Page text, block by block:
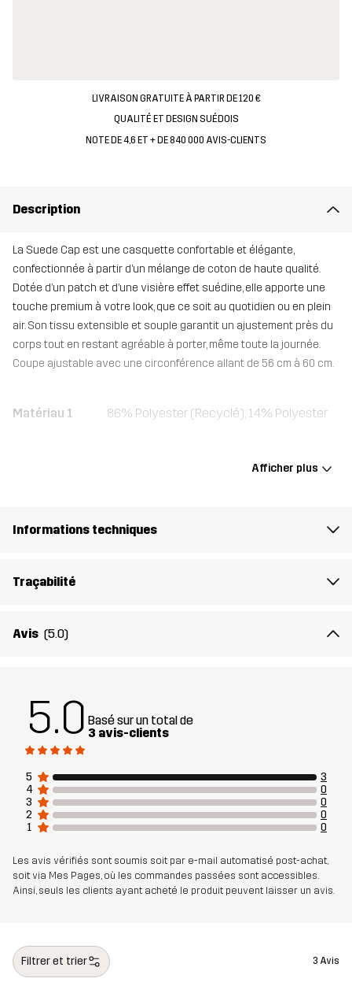
LIVRAISON GRATUITE À PARTIR DE 120 €
QUALITÉ ET DESIGN SUÉDOIS
NOTE DE 4,6 ET + DE 840 000 AVIS-CLIENTS
Description
La Suede Cap est une casquette confortable et élégante,
confectionnée à partir d’un mélange de coton de haute qualité.
Dotée d’un patch et d’une visière effet suédine, elle apporte une
touche premium à votre look, que ce soit au quotidien ou en plein
air. Son tissu extensible et souple garantit un ajustement près du
corps tout en restant agréable à porter, même toute la journée.
Coupe ajustable avec une circonférence allant de 56 cm à 60 cm.
Matériau 1 86% Polyester (Recyclé), 14% Polyester
11249_2001
Afficher plus
Informations techniques
Traçabilité
Avis (5.0)
5.0 Basé sur un total de
3 avis-clients
5
3
4
0
3
0
2
0
1
0
Les avis vérifiés sont soumis soit par e-mail automatisé post-achat,
soit via Mes Pages, où les commandes passées sont accessibles.
Ainsi, seuls les clients ayant acheté le produit peuvent laisser un avis.
Filtrer et trier 3 Avis